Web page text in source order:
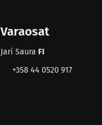
Varaosat
Jari Saura FI
+358 44 0520 917